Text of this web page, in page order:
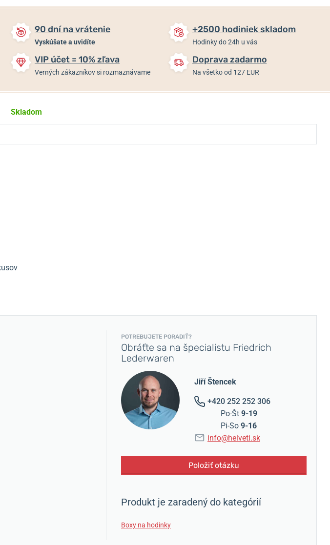
90 dní na vrátenie
Vyskúšate a uvidíte
+2500 hodiniek skladom
Hodinky do 24h u vás
VIP účet = 10% zľava
Verných zákazníkov si rozmaznávame
Doprava zadarmo
Na všetko od 127 EUR
Skladom
POTREBUJETE PORADIŤ?
Obráťte sa na špecialistu Friedrich
Lederwaren
Jiří Štencek
+420 252 252 306
Po-Št 9-19
Pi-So 9-16
info@helveti.sk
Položiť otázku
Produkt je zaradený do kategórií
Boxy na hodinky